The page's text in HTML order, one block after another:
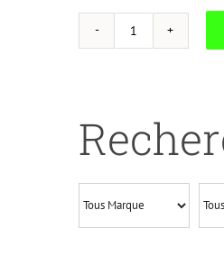
quantité
HP-
M630-
CF281X-